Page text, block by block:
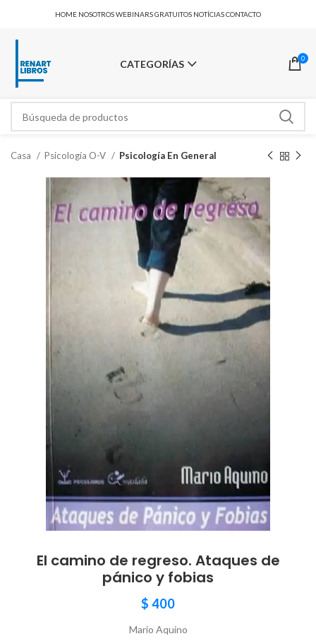
HOME NOSOTROSWEBINARS GRATUITOS NOTÍCIASCONTACTO
CATEGORÍAS 0
Casa Psicología O-V Psicología En General
El camino de regreso. Ataques de
pánico y fobias
$ 400
Mario Aquino